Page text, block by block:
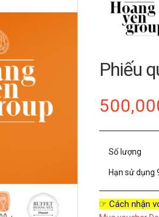
Phiếu
Số lượng
Hạn sử dụng
☞ Cách nhận